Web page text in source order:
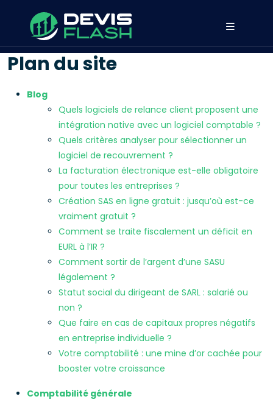
Plan du site
Blog
Quels logiciels de relance client proposent une
intégration native avec un logiciel comptable ?
Quels critères analyser pour sélectionner un
logiciel de recouvrement ?
La facturation électronique est-elle obligatoire
pour toutes les entreprises ?
Création SAS en ligne gratuit : jusqu’où est-ce
vraiment gratuit ?
Comment se traite fiscalement un déficit en
EURL à l’IR ?
Comment sortir de l’argent d’une SASU
légalement ?
Statut social du dirigeant de SARL : salarié ou
non ?
Que faire en cas de capitaux propres négatifs
en entreprise individuelle ?
Votre comptabilité : une mine d’or cachée pour
booster votre croissance
Comptabilité générale